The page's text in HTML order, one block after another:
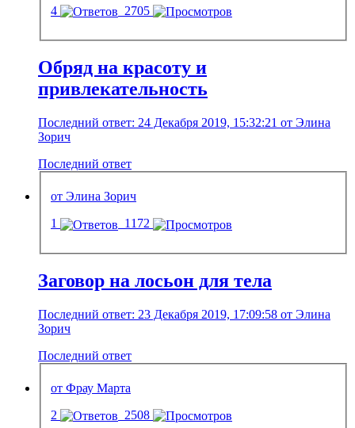
4
2705
Обряд на красоту и
привлекательность
Последний ответ: 24 Декабря 2019, 15:32:21 от Элина
Зорич
Последний ответ
от Элина Зорич
1
1172
Заговор на лосьон для тела
Последний ответ: 23 Декабря 2019, 17:09:58 от Элина
Зорич
Последний ответ
от Фрау Марта
2
2508